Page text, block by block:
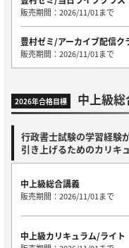
販売期間：2026/11/01まで
豊村ゼミ/アーカイブ配信ク
販売期間：2026/11/01まで
2026年合格目標 中上級
行政書士試験の学習経験
引き上げるためのカリキ
中上級総合講義
販売期間：2026/11/01まで
中上級カリキュラム/ライト